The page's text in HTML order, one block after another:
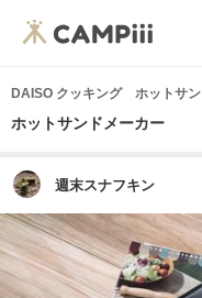
DAISO クッキング ホットサ
ホットサンドメーカー
週末スナフキン